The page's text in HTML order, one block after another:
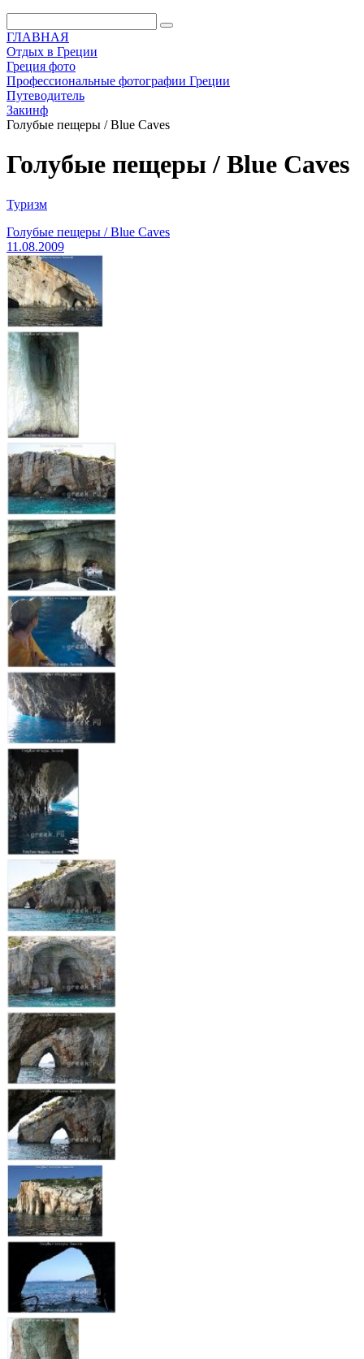
ГЛАВНАЯ
Отдых в Греции
Греция фото
Профессиональные фотографии Греции
Путеводитель
Закинф
Голубые пещеры / Blue Caves
Голубые пещеры / Blue Caves
Туризм
Голубые пещеры / Blue Caves
11.08.2009